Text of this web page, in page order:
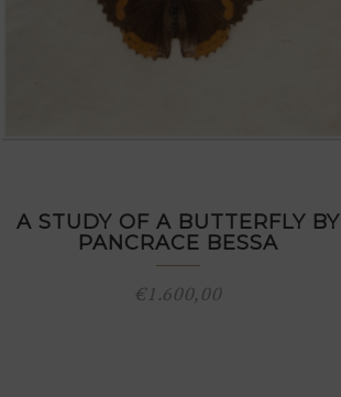
A STUDY OF A BUTTERFLY BY
PANCRACE BESSA
€1.600,00